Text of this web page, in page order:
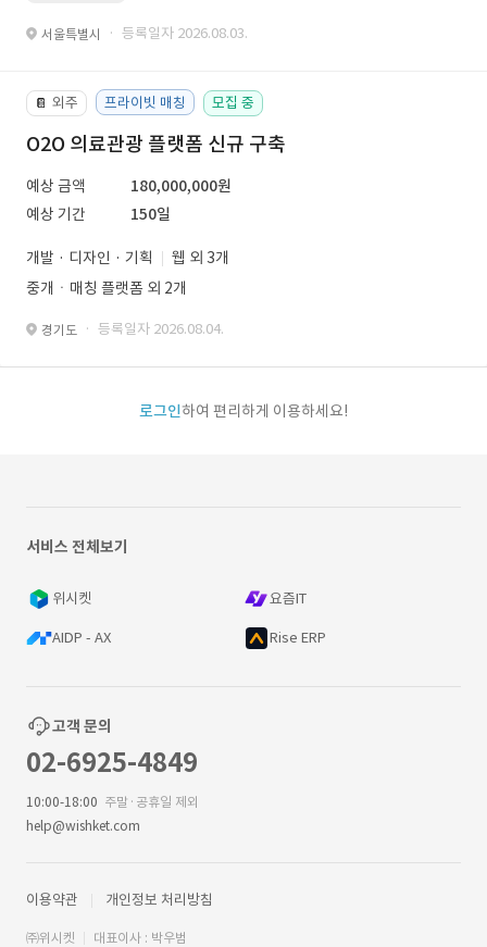
서울특별시 · 등록일자 2026.08.03.
📔 외주 프라이빗 매칭 모집 중
O2O 의료관광 플랫폼 신규 구축
예상 금액
180,000,000원
예상 기간
150일
개발 · 디자인 · 기획
웹 외 3개
중개ㆍ매칭 플랫폼 외 2개
경기도 · 등록일자 2026.08.04.
로그인하여 편리하게 이용하세요!
서비스 전체보기
위시켓 요즘IT
AIDP - AX Rise ERP
고객 문의
02-6925-4849
10:00-18:00 주말·공휴일 제외
help@wishket.com
이용약관 개인정보 처리방침
㈜위시켓 대표이사 : 박우범